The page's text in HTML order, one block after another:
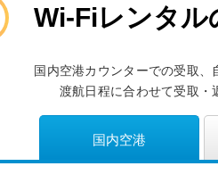
Wi-Fiレンタル
国内空港カウンターでの受取、
渡航日程に合わせて受取・
国内空港